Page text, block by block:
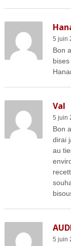
5 juin
Bon
bises
Val
5 juin
Bon
dirai
au
5 juin